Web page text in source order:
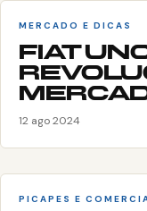
MERCADO E DICAS
FIAT
12 ago 2024
PICAPES E